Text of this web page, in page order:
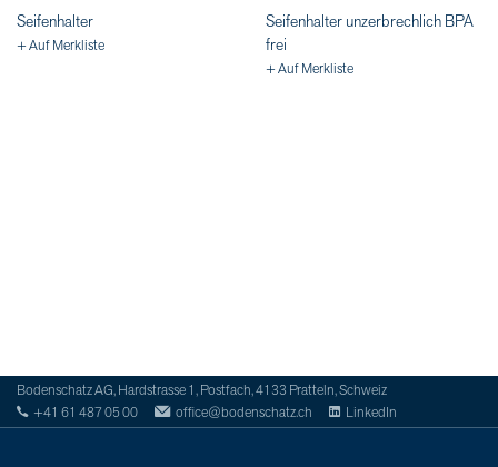
Seifenhalter
+ Auf Merkliste
Seifenhalter unzerbrechlich BPA
frei
+ Auf Merkliste
Bodenschatz AG, Hardstrasse 1, Postfach, 4133 Pratteln, Schweiz
+41 61 487 05 00
office@bodenschatz.ch LinkedIn